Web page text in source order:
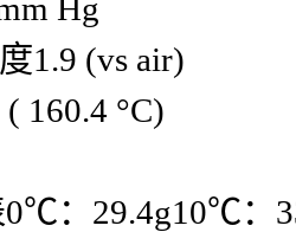
Hg
1.9 (vs air)
160.4 °C)
0℃：29.4g10℃：